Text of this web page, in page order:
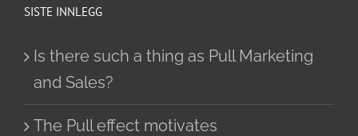
SISTE INNLEGG
Is there such a thing as Pull Marketing
and Sales?
The Pull effect motivates